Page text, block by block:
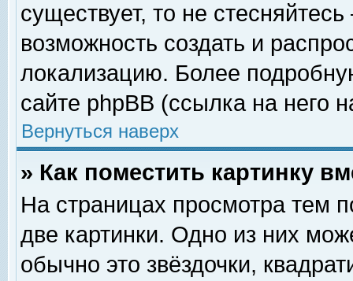
существует, то не
возможность создать и
локализацию. Более
сайте phpBB (ссылка на него
Вернуться наверх
» Как поместить картинку
На страницах просмотра тем
две картинки. Одно из них
обычно это звёздочки,